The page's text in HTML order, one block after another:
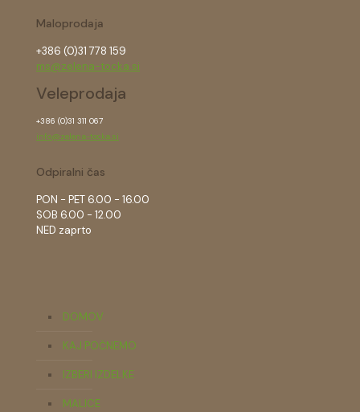
Maloprodaja
+386 (0)31 778 159
ms@zelena-tocka.si
Veleprodaja
+386 (0)31 311 067
info@zelena-tocka.si
Odpiralni čas
PON - PET 6.00 - 16.00
SOB 6.00 - 12.00
NED zaprto
DOMOV
KAJ POČNEMO
IZBERI IZDELKE
MALICE